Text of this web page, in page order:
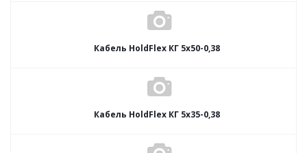
Кабель HoldFlex КГ 5x50-0,38
Кабель HoldFlex КГ 5x35-0,38